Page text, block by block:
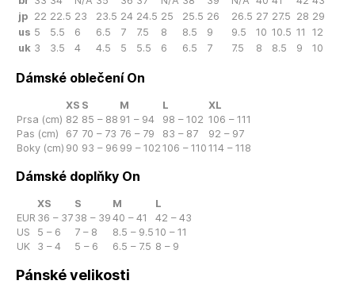
jp 22 22.5 23 23.5 24 24.5 25 25.5 26 26.5 27 27.5 28 29
us 5 5.5 6 6.5 7 7.5 8 8.5 9 9.5 10 10.5 11
12
uk 3 3.5 4 4.5 5 5.5 6 6.5 7 7.5 8 8.5 9 10
Dámské oblečení On
XS S M L
XL
Prsa (cm) 82 85 – 88 91 – 94 98 – 102 106 – 111
Pas (cm)
67 70 – 73 76 – 79 83 – 87
92 – 97
Boky (cm) 90 93 – 96 99 – 102 106 – 110 114 – 118
Dámské doplňky On
XS S M
L
EUR 36 – 37 38 – 39 40 – 41
42 – 43
US
5 – 6 7 – 8 8.5 – 9.5 10 – 11
UK
3 – 4 5 – 6 6.5 – 7.5 8 – 9
Pánské velikosti